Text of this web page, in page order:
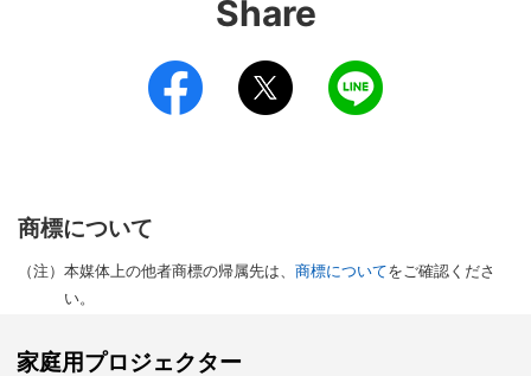
Share
商標について
（注） 本媒体上の他者商標の帰属先は、 商標についてをご確認くださ
い。
家庭用プロジェクター